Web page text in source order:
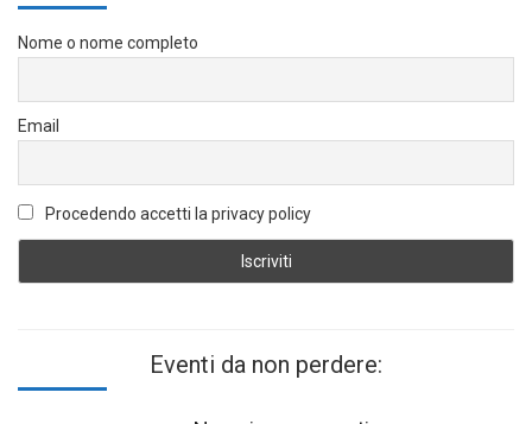
Nome o nome completo
Email
Procedendo accetti la privacy policy
Eventi da non perdere: